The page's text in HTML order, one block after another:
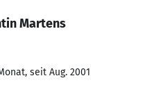
Martens
seit Aug. 2001